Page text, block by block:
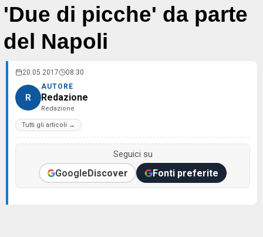
'Due di picche' da parte
del Napoli
20.05.2017 08:30
R
AUTORE
Redazione
Redazione
Tutti gli articoli →
Seguici su
GoogleDiscover Fonti preferite